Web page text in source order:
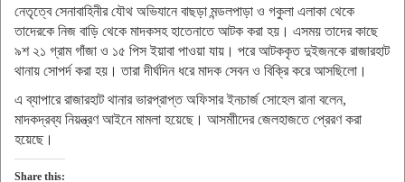
নেতৃত্বে সেনাবাহিনীর যৌথ অভিযানে বাছড়া মন্ডলপাড়া ও গকুলা এলাকা থেকে
তাদেরকে নিজ বাড়ি থেকে মাদকসহ হাতেনাতে আটক করা হয়। এসময় তাদের কাছে
৯শ ২১ গ্রাম গাঁজা ও ১৫ পিস ইয়াবা পাওয়া যায়। পরে আটককৃত দুইজনকে রাজারহাট
থানায় সোপর্দ করা হয়। তারা দীর্ঘদিন ধরে মাদক সেবন ও বিক্রি করে আসছিলো।
এ ব্যাপারে রাজারহাট থানার ভারপ্রাপ্ত অফিসার ইনচার্জ সোহেল রানা বলেন,
মাদকদ্রব্য নিয়ন্ত্রণ আইনে মামলা হয়েছে। আসমাীদের জেলহাজতে প্রেরণ করা
হয়েছে।
Share this: